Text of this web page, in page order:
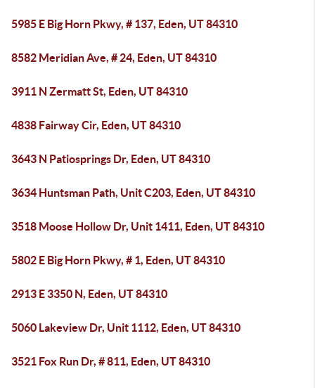
5985 E Big Horn Pkwy, # 137, Eden, UT 84310
8582 Meridian Ave, # 24, Eden, UT 84310
3911 N Zermatt St, Eden, UT 84310
4838 Fairway Cir, Eden, UT 84310
3643 N Patiosprings Dr, Eden, UT 84310
3634 Huntsman Path, Unit C203, Eden, UT 84310
3518 Moose Hollow Dr, Unit 1411, Eden, UT 84310
5802 E Big Horn Pkwy, # 1, Eden, UT 84310
2913 E 3350 N, Eden, UT 84310
5060 Lakeview Dr, Unit 1112, Eden, UT 84310
3521 Fox Run Dr, # 811, Eden, UT 84310